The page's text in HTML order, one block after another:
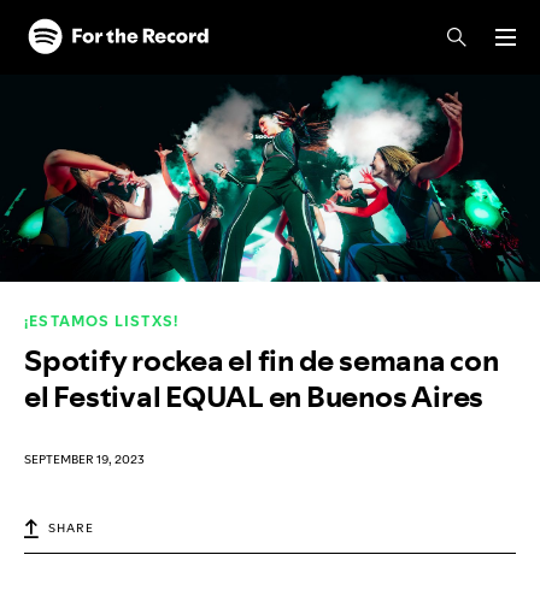
Skip to main content
Skip to footer
¡ESTAMOS LISTXS!
Spotify rockea el fin de semana con
el Festival EQUAL en Buenos Aires
SEPTEMBER 19, 2023
SHARE